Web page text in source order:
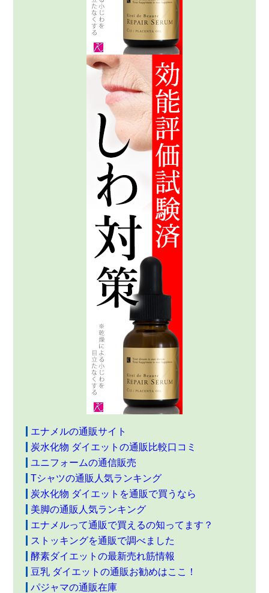
エナメルの通販サイト
炭水化物 ダイエットの通販比較口コミ
ユニフォームの通信販売
Tシャツの通販人気ランキング
炭水化物 ダイエットを通販で買うなら
美脚の通販人気ランキング
エナメルって通販で買えるの知ってます？
ストッキングを通販で調べました
酵素ダイエットの最新売れ筋情報
豆乳 ダイエットの通販お勧めはここ！
パジャマの通販在庫